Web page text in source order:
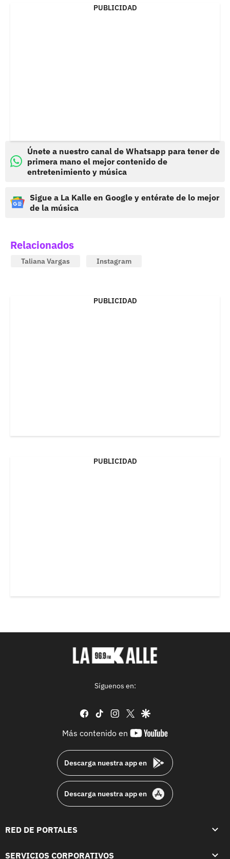
PUBLICIDAD
Únete a nuestro canal de Whatsapp para tener de
primera mano el mejor contenido de
entretenimiento y música
Sigue a La Kalle en Google y entérate de lo mejor
de la música
Relacionados
Taliana Vargas Instagram
PUBLICIDAD
PUBLICIDAD
Síguenos en:
facebook
tiktok instagram
twittergoogle
Más contenido en
youtube-
Descarga nuestra app en
Descarga nuestra app en
RED DE PORTALES
SERVICIOS CORPORATIVOS